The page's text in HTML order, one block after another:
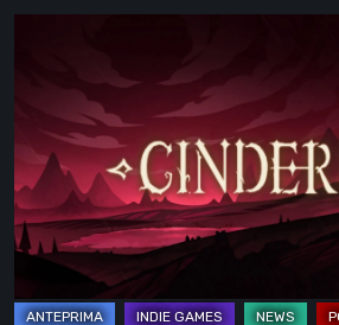
provato
l’Early
Access:
una
fiaba
oscura